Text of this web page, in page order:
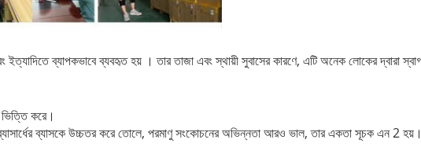
ইত্যাদিতেব্যাপকভাবে ব্যবহৃত হয় । তার তাজা এবং স্থায়ী সুবাসের কারণে, এটি অনেক লোকের দ্বারা
ভিত্তি করে।
ব্যাসকে উচ্চতর করে তোলে, পরমাণু সংকোচনের অভিন্নতা আরও ভাল, তার একতা সূচক এন 2